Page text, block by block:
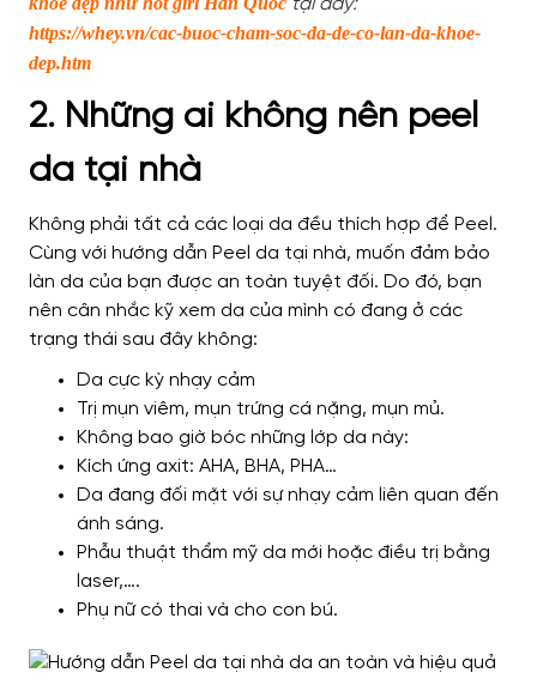
tại đây:
https://whey.vn/cac-buoc-cham-soc-da-de-co-lan-da-khoe-
dep.htm
2. Những ai không nên peel
da tại nhà
Không phải tất cả các loại da đều thích hợp để Peel.
Cùng với hướng dẫn Peel da tại nhà, muốn đảm bảo
làn da của bạn được an toàn tuyệt đối. Do đó, bạn
nên cân nhắc kỹ xem da của mình có đang ở các
trạng thái sau đây không:
Da cực kỳ nhạy cảm
Trị mụn viêm, mụn trứng cá nặng, mụn mủ.
Không bao giờ bóc những lớp da này:
Kích ứng axit: AHA, BHA, PHA…
Da đang đối mặt với sự nhạy cảm liên quan đến
ánh sáng.
Phẫu thuật thẩm mỹ da mới hoặc điều trị bằng
laser,….
Phụ nữ có thai và cho con bú.